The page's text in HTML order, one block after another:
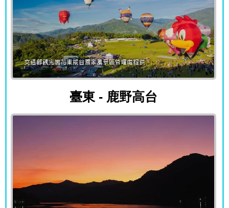
臺東 - 鹿野高台
臺東 - 鹿野高台